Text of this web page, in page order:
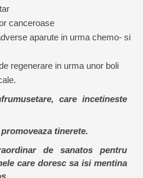
canceroase
aparute in urma chemo- si
regenerare in urma unor boli
care incetineste
tinerete.
de sanatos pentru
care doresc sa isi mentina